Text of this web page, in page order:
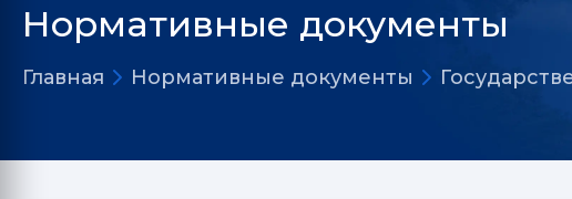
Нормативные документы
Главная Нормативные документы